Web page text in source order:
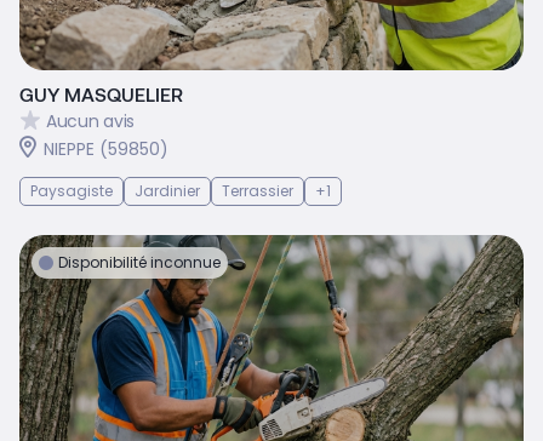
GUY MASQUELIER
Aucun avis
NIEPPE (59850)
Paysagiste Jardinier Terrassier +1
Disponibilité inconnue